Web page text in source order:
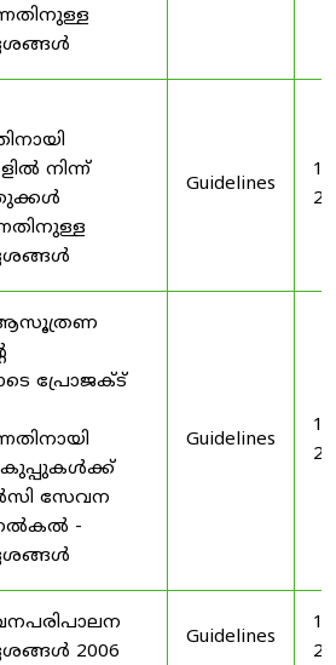
നിന്ന്
Guidelines
ആസൂത്രണ
പ്രോജക്ട്
സേവന
-
Guidelines
2006
Guidelines